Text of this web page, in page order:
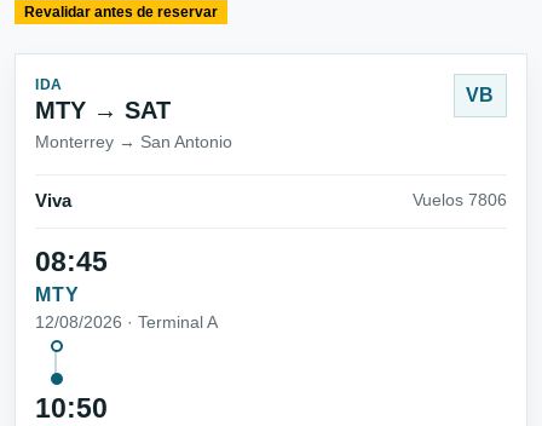
Revalidar antes de reservar
IDA
MTY → SAT
Monterrey → San Antonio
VB
Viva Vuelos 7806
08:45
MTY
12/08/2026 · Terminal A
10:50